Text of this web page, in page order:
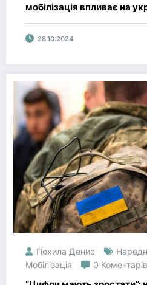
мобілізація впливає на
суспільство
28.10.2024
Похила Денис
Мобілізація
0 Коментарів